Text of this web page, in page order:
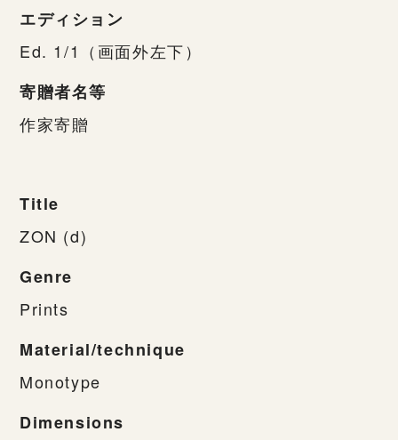
エディション
Ed. 1/1（画面外左下）
寄贈者名等
作家寄贈
Title
ZON (d)
Genre
Prints
Material/technique
Monotype
Dimensions